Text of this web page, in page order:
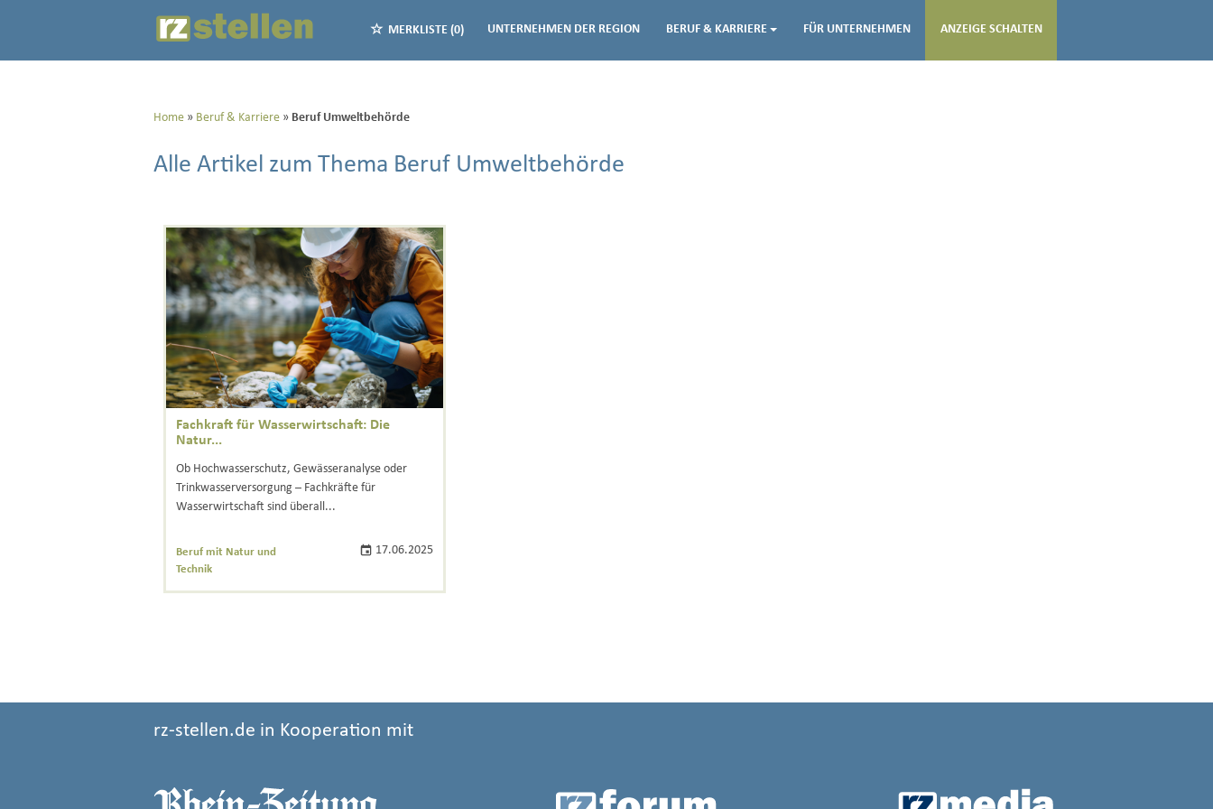
MERKLISTE (0) UNTERNEHMEN DER REGION BERUF & KARRIERE FÜR UNTERNEHMEN ANZEIGE SCHALTEN
Home Beruf & Karriere Beruf Umweltbehörde
Alle Artikel zum Thema Beruf Umweltbehörde
Fachkraft für Wasserwirtschaft: Die
Natur...
Ob Hochwasserschutz, Gewässeranalyse oder
Trinkwasserversorgung – Fachkräfte für
Wasserwirtschaft sind überall...
Beruf mit Natur und
Technik
17.06.2025
rz-stellen.de in Kooperation mit